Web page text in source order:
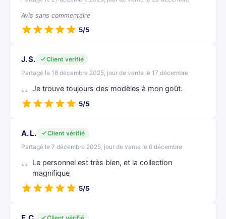
Avis sans commentaire
5/5
J. S.
Client vérifié
Partagé le 18 décembre 2025, jour de vente le 17 décembre
Je trouve toujours des modèles à mon goût.
5/5
A. L.
Client vérifié
Partagé le 7 décembre 2025, jour de vente le 6 décembre
Le personnel est très bien, et la collection
magnifique
5/5
Client vérifié